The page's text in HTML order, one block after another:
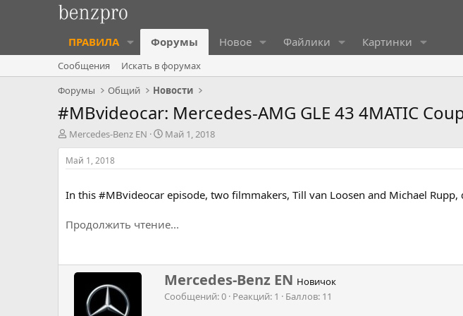
ПРАВИЛА Форумы Новое Файлики Картинки
Сообщения
Искать в форумах
Форумы
Общий Новости
#MBvideocar: Mercedes-AMG GLE 43 4MATIC
А
в
т
о
т
м
ы
Mercedes-Benz EN
Д
а
а
а
а
Май 1, 2018
Май 1, 2018
In this #MBvideocar episode, two filmmakers, Till van Loosen and Michael
Продолжить чтение...
Н
а
п
Mercedes-Benz EN Новичок
Сообщений 0 Реакций 1 Баллов 11